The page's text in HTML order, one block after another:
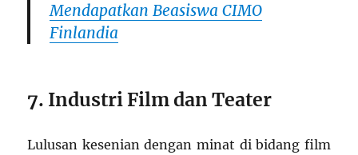
Mendapatkan Beasiswa CIMO
Finlandia
7. Industri Film dan Teater
Lulusan kesenian dengan minat di bidang film